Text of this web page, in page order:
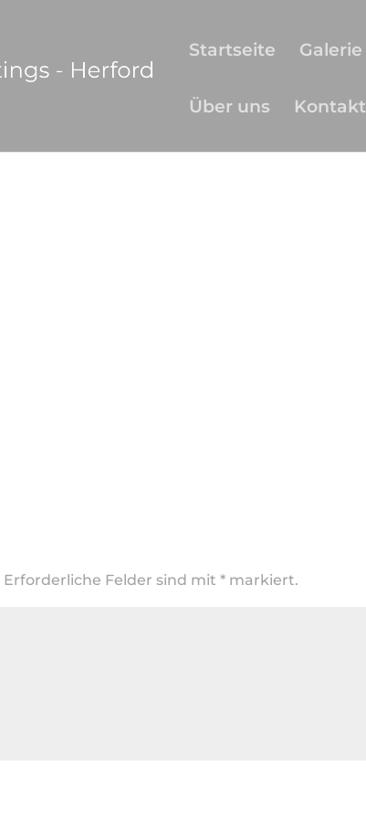
Startseite Galerie
Über uns Kontakt
Erforderliche Felder sind mit * markiert.